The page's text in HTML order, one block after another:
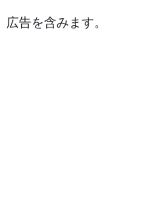
広告を含みます。